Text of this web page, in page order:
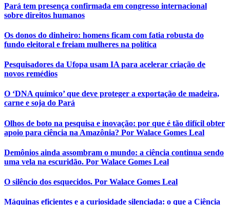
Pará tem presença confirmada em congresso internacional
sobre direitos humanos
Os donos do dinheiro: homens ficam com fatia robusta do
fundo eleitoral e freiam mulheres na política
Pesquisadores da Ufopa usam IA para acelerar criação de
novos remédios
O ‘DNA químico’ que deve proteger a exportação de madeira,
carne e soja do Pará
Olhos de boto na pesquisa e inovação: por que é tão difícil obter
apoio para ciência na Amazônia? Por Walace Gomes Leal
Demônios ainda assombram o mundo: a ciência continua sendo
uma vela na escuridão. Por Walace Gomes Leal
O silêncio dos esquecidos. Por Walace Gomes Leal
Máquinas eficientes e a curiosidade silenciada: o que a Ciência